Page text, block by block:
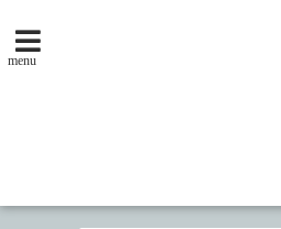
menu